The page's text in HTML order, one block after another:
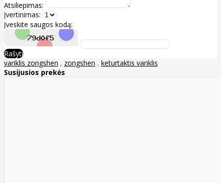
Atsiliepimas:
Įvertinimas:
Įveskite saugos kodą:
Rašyti
variklis zongshen , zongshen , keturtaktis variklis
Susijusios prekės